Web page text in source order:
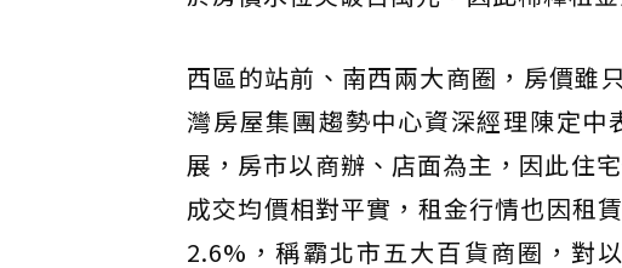
西區的站前、南西兩大商圈，房價雖
灣房屋集團趨勢中心資深經理陳定
展，房市以商辦、店面為主，因此住
成交均價相對平實，租金行情也因租
2.6%，稱霸北市五大百貨商圈，對